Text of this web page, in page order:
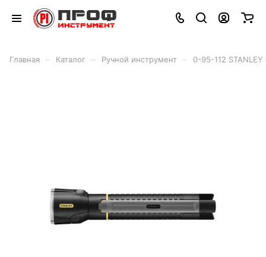
Главная Каталог Ручной инструмент 0-95-112